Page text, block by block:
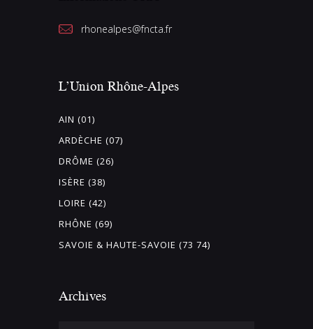
rhonealpes@fncta.fr
L’Union Rhône-Alpes
AIN (01)
ARDÈCHE (07)
DRÔME (26)
ISÈRE (38)
LOIRE (42)
RHÔNE (69)
SAVOIE & HAUTE-SAVOIE (73 74)
Archives